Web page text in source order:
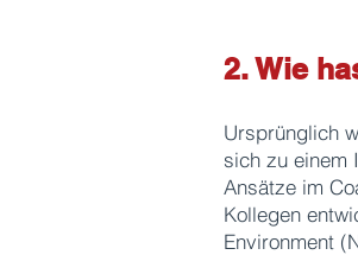
2. Wie
Ursprünglich
sich zu einem
Ansätze im
Kollegen
Environment